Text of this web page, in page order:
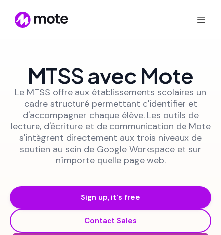
MTSS avec Mote
Le MTSS offre aux établissements scolaires un
cadre structuré permettant d'identifier et
d'accompagner chaque élève. Les outils de
lecture, d'écriture et de communication de Mote
s'intègrent directement aux trois niveaux de
soutien au sein de Google Workspace et sur
n'importe quelle page web.
Sign up, it's free
Contact Sales